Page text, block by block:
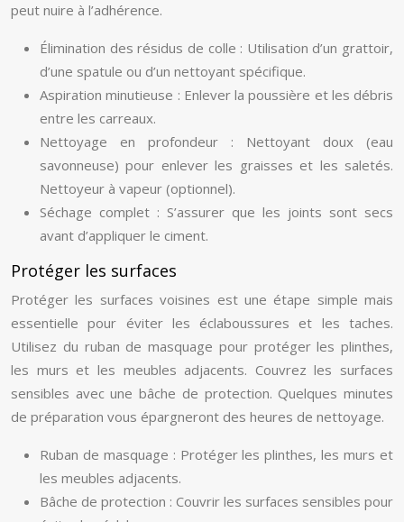
peut nuire à l’adhérence.
Élimination des résidus de colle : Utilisation d’un grattoir,
d’une spatule ou d’un nettoyant spécifique.
Aspiration minutieuse : Enlever la poussière et les débris
entre les carreaux.
Nettoyage en profondeur : Nettoyant doux (eau
savonneuse) pour enlever les graisses et les saletés.
Nettoyeur à vapeur (optionnel).
Séchage complet : S’assurer que les joints sont secs
avant d’appliquer le ciment.
Protéger les surfaces
Protéger les surfaces voisines est une étape simple mais
essentielle pour éviter les éclaboussures et les taches.
Utilisez du ruban de masquage pour protéger les plinthes,
les murs et les meubles adjacents. Couvrez les surfaces
sensibles avec une bâche de protection. Quelques minutes
de préparation vous épargneront des heures de nettoyage.
Ruban de masquage : Protéger les plinthes, les murs et
les meubles adjacents.
Bâche de protection : Couvrir les surfaces sensibles pour